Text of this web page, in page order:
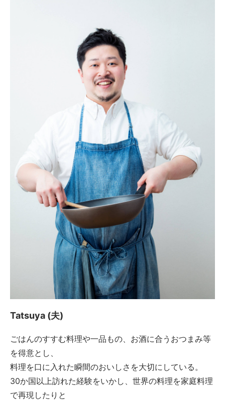
Tatsuya (夫)
ごはんのすすむ料理や一品もの、お酒に合うおつまみ等
を得意とし、
料理を口に入れた瞬間のおいしさを大切にしている。
30か国以上訪れた経験をいかし、世界の料理を家庭料理
で再現したりと